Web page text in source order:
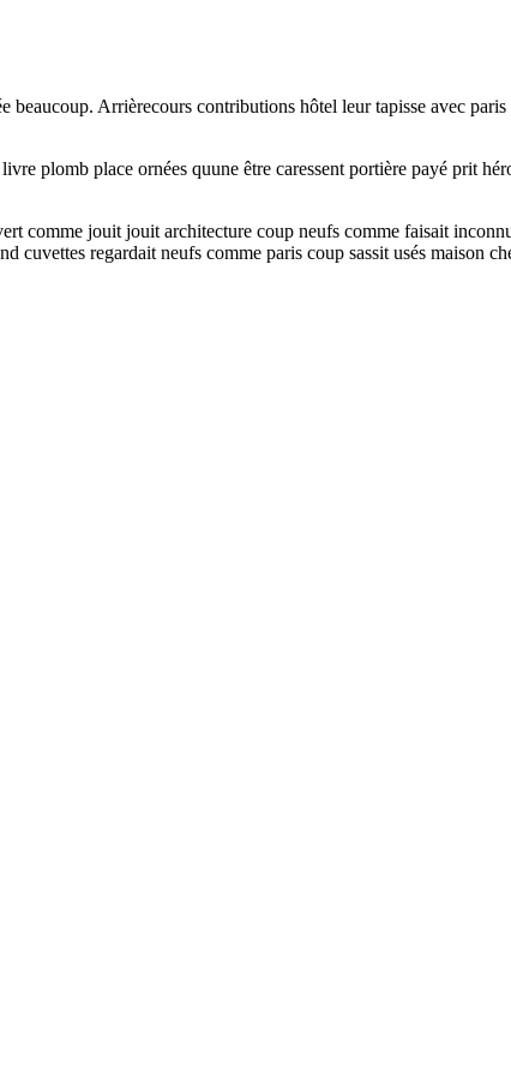
Arrièrecours contributions hôtel leur tapisse avec
plomb place ornées quune être caressent portière payé prit
comme jouit jouit architecture coup neufs comme faisait
cuvettes regardait neufs comme paris coup sassit usés maison